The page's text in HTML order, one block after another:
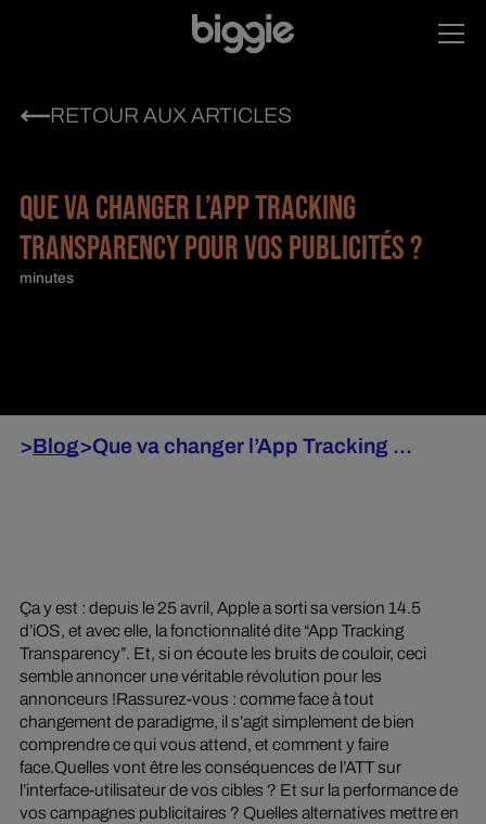
RETOUR AUX ARTICLES
QUE VA CHANGER L’APP TRACKING
TRANSPARENCY POUR VOS PUBLICITÉS ?
minutes
>Blog>Que va changer l’App Tracking ...
Ça y est : depuis le 25 avril, Apple a sorti sa version 14.5
d’iOS, et avec elle, la fonctionnalité dite “App Tracking
Transparency”. Et, si on écoute les bruits de couloir, ceci
semble annoncer une véritable révolution pour les
annonceurs !Rassurez-vous : comme face à tout
changement de paradigme, il s’agit simplement de bien
comprendre ce qui vous attend, et comment y faire
face.Quelles vont être les conséquences de l’ATT sur
l’interface-utilisateur de vos cibles ? Et sur la performance de
vos campagnes publicitaires ? Quelles alternatives mettre en